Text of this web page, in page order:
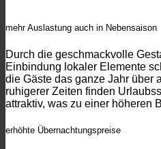
mehr Auslastung auch in Nebensaison
Durch die geschmackvolle
Einbindung lokaler Elemente
die Gäste das ganze Jahr über
ruhigerer Zeiten finden
attraktiv, was zu einer höheren
erhöhte Übernachtungspreise